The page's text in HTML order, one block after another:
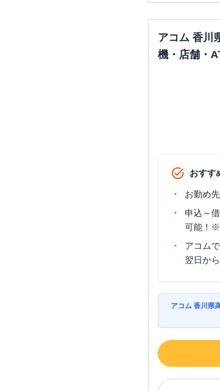
アコム 香川
機・店舗・
おすす
お勤め
申込～
可能！※
アコム
翌日か
アコム 香川県